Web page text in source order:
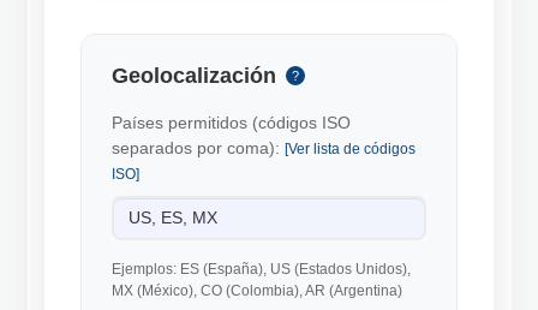
Geolocalización ?
Países permitidos (códigos ISO
separados por coma): [Ver lista de códigos
ISO]
Ejemplos: ES (España), US (Estados Unidos),
MX (México), CO (Colombia), AR (Argentina)